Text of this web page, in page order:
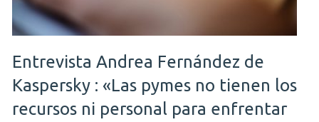
Entrevista Andrea Fernández de
Kaspersky : «Las pymes no tienen los
recursos ni personal para enfrentar